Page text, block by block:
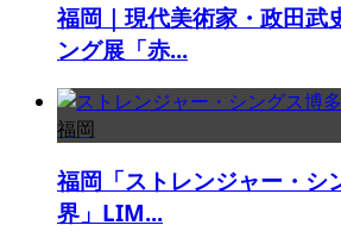
福岡｜現代美術家・政田武
ング展「赤...
福岡
福岡「ストレンジャー・シ
界」LIM...